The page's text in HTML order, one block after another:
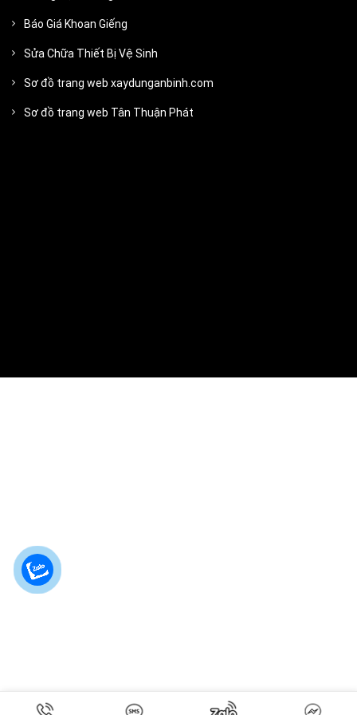
Báo Giá Khoan Giếng
Sửa Chữa Thiết Bị Vệ Sinh
Sơ đồ trang web xaydunganbinh.com
Sơ đồ trang web Tân Thuận Phát